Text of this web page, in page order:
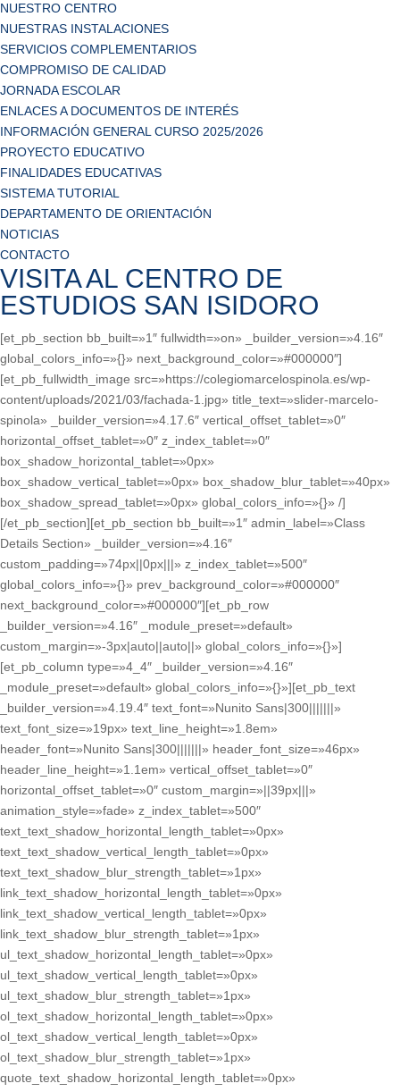
NUESTRO CENTRO
NUESTRAS INSTALACIONES
SERVICIOS COMPLEMENTARIOS
COMPROMISO DE CALIDAD
JORNADA ESCOLAR
ENLACES A DOCUMENTOS DE INTERÉS
INFORMACIÓN GENERAL CURSO 2025/2026
PROYECTO EDUCATIVO
FINALIDADES EDUCATIVAS
SISTEMA TUTORIAL
DEPARTAMENTO DE ORIENTACIÓN
NOTICIAS
CONTACTO
VISITA AL CENTRO DE
ESTUDIOS SAN ISIDORO
[et_pb_section bb_built=»1″ fullwidth=»on» _builder_version=»4.16″
global_colors_info=»{}» next_background_color=»#000000″]
[et_pb_fullwidth_image src=»https://colegiomarcelospinola.es/wp-
content/uploads/2021/03/fachada-1.jpg» title_text=»slider-marcelo-
spinola» _builder_version=»4.17.6″ vertical_offset_tablet=»0″
horizontal_offset_tablet=»0″ z_index_tablet=»0″
box_shadow_horizontal_tablet=»0px»
box_shadow_vertical_tablet=»0px» box_shadow_blur_tablet=»40px»
box_shadow_spread_tablet=»0px» global_colors_info=»{}» /]
[/et_pb_section][et_pb_section bb_built=»1″ admin_label=»Class
Details Section» _builder_version=»4.16″
custom_padding=»74px||0px|||» z_index_tablet=»500″
global_colors_info=»{}» prev_background_color=»#000000″
next_background_color=»#000000″][et_pb_row
_builder_version=»4.16″ _module_preset=»default»
custom_margin=»-3px|auto||auto||» global_colors_info=»{}»]
[et_pb_column type=»4_4″ _builder_version=»4.16″
_module_preset=»default» global_colors_info=»{}»][et_pb_text
_builder_version=»4.19.4″ text_font=»Nunito Sans|300|||||||»
text_font_size=»19px» text_line_height=»1.8em»
header_font=»Nunito Sans|300|||||||» header_font_size=»46px»
header_line_height=»1.1em» vertical_offset_tablet=»0″
horizontal_offset_tablet=»0″ custom_margin=»||39px|||»
animation_style=»fade» z_index_tablet=»500″
text_text_shadow_horizontal_length_tablet=»0px»
text_text_shadow_vertical_length_tablet=»0px»
text_text_shadow_blur_strength_tablet=»1px»
link_text_shadow_horizontal_length_tablet=»0px»
link_text_shadow_vertical_length_tablet=»0px»
link_text_shadow_blur_strength_tablet=»1px»
ul_text_shadow_horizontal_length_tablet=»0px»
ul_text_shadow_vertical_length_tablet=»0px»
ul_text_shadow_blur_strength_tablet=»1px»
ol_text_shadow_horizontal_length_tablet=»0px»
ol_text_shadow_vertical_length_tablet=»0px»
ol_text_shadow_blur_strength_tablet=»1px»
quote_text_shadow_horizontal_length_tablet=»0px»